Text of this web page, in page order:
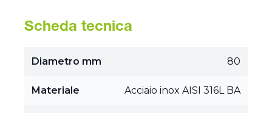
Scheda tecnica
Diametro mm 80
Materiale Acciaio inox AISI 316L BA